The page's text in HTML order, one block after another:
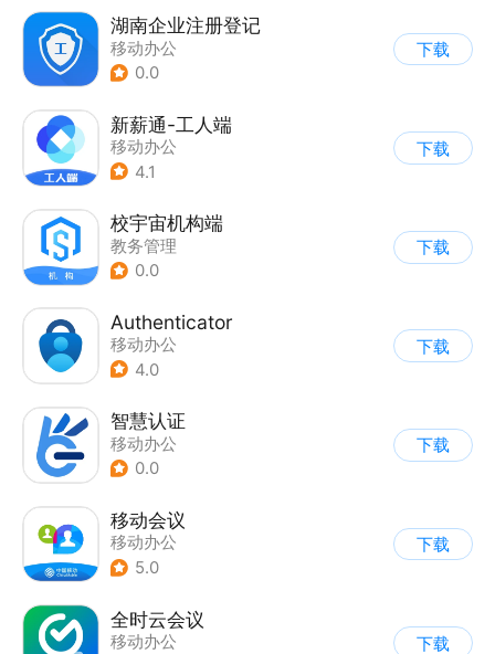
湖南企业注册登记
移动办公
0.0
下载
新薪通-工人端
移动办公
4.1
下载
校宇宙机构端
教务管理
0.0
下载
Authenticator
移动办公
4.0
下载
智慧认证
移动办公
0.0
下载
移动会议
移动办公
5.0
下载
全时云会议
移动办公
下载